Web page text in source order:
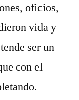
oficios,
vida y
ser un
con el